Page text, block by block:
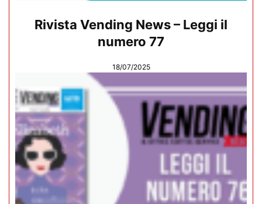
Rivista Vending News – Leggi il
numero 77
18/07/2025